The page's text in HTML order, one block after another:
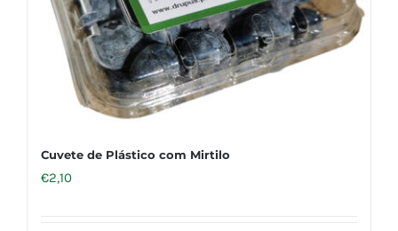
Cuvete de Plástico com Mirtilo
€2,10